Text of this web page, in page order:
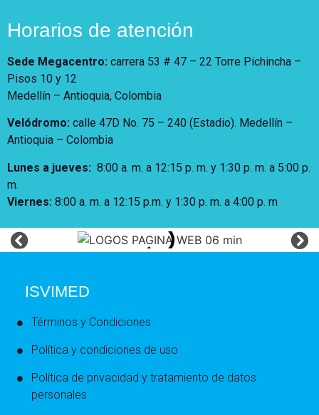
Horarios de atención
Sede Megacentro: carrera 53 # 47 – 22 Torre Pichincha –
Pisos 10 y 12
Medellín – Antioquia, Colombia
Velódromo: calle 47D No. 75 – 240 (Estadio). Medellín –
Antioquia – Colombia
Lunes a jueves: 8:00 a. m. a 12:15 p. m. y 1:30 p. m. a 5:00 p.
m.
Viernes: 8:00 a. m. a 12:15 p.m. y 1:30 p. m. a 4:00 p. m
ISVIMED
Términos y Condiciones
Política y condiciones de uso
Política de privacidad y tratamiento de datos
personales